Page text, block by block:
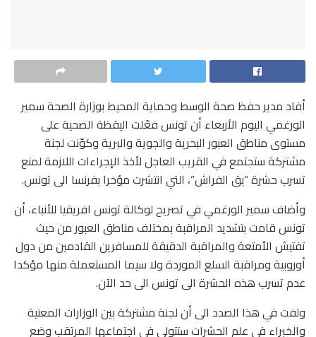
أفاد مدير حفظ صحة الوسط وحماية المحيط بوزارة الصحة سمير
الورغمي اليوم الأربعاء أن تونس فعّلت اليقظة الصحية على
مستوى مناطق العبور البحرية والجوية والبرية وكوّنت لجنة
مشتركة ستجتمع في القريب العاجل لأخذ الإجراءات اللازمة لمنع
تسرب حشرة “بق الفراش”، التي انتشرت مؤخرا بفرنسا الى تونس.
وأضاف سمير الورغمي في تصريح لوكالة تونس افريقيا للأنباء، أن
تونس قامت بتشديد المراقبة بمختلف مناطق العبور من حيث
تفتيش الأمتعة والمراقبة الدقيقة للمسافرين القادمين من دول
أوروبية ومراقبة السلع الموردة ولا سيما المستعملة منها مؤكدا
عدم تسرب هذه الحشرة الى تونس الى حد الآن.
ولفت في هذا الصدد الى أن لجنة مشتركة بين الوزارات المعنية
والخبراء في علم الحشرات ستتولى في اجتماعها المرتقب وضع